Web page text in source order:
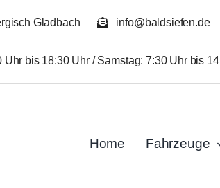
Gladbach info@baldsiefen.de
Uhr bis 18:30 Uhr / Samstag: 7:30 Uhr bis
Home Fahrzeuge